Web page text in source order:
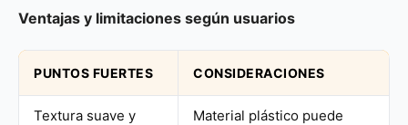
Ventajas y limitaciones según usuarios
PUNTOS FUERTES CONSIDERACIONES
Textura suave y
Material plástico puede